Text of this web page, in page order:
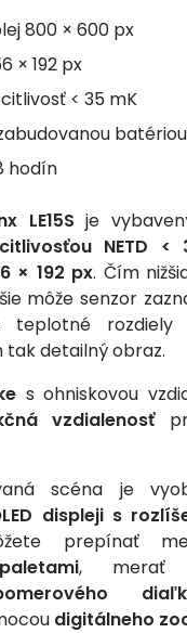
800 × 600 px
× 192 px
< 35 mK
batériou
hodín
LE15S je
NETD
× 192 px. Čím
môže senzor
teplotné
detailný obraz.
s ohniskovou
vzdialenosť
scéna je
displeji s
prepínať
, merať
digitálneho